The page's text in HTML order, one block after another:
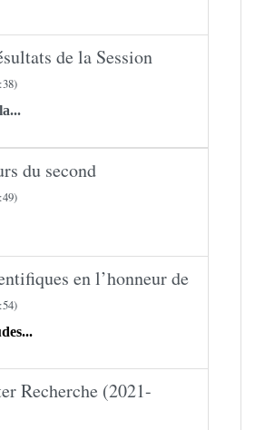
de la Session
du second
en l’honneur de
Recherche (2021-